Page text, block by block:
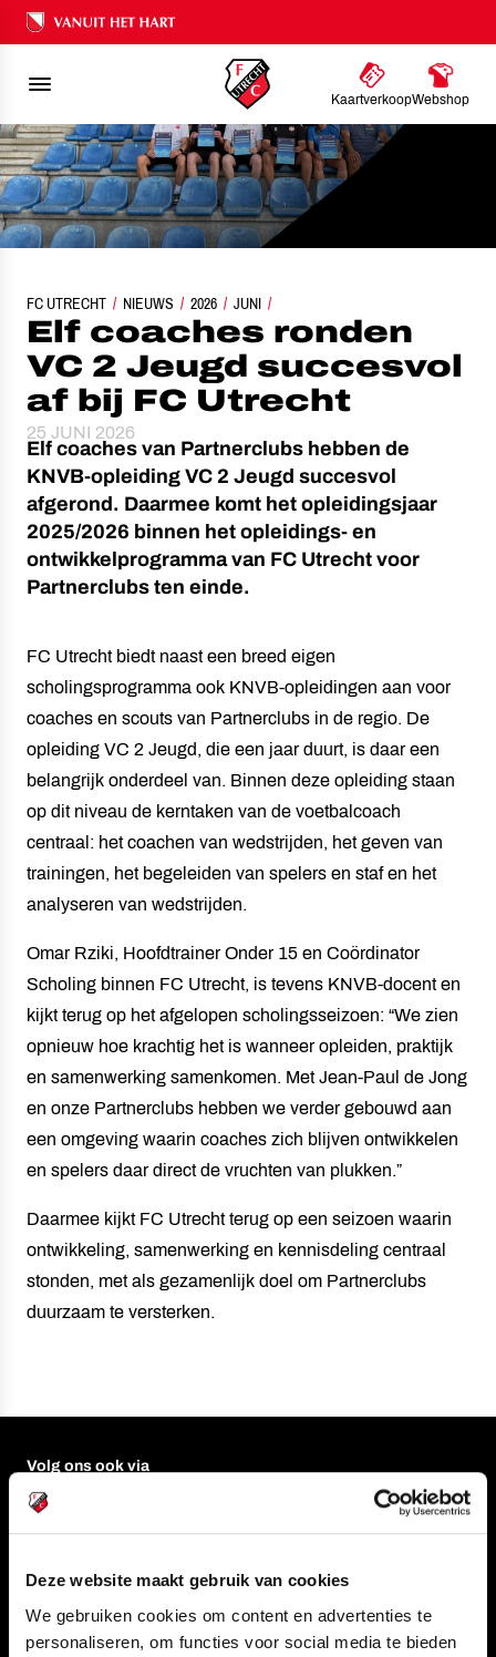
Deze website maakt gebruik van cookies
We gebruiken cookies om content en advertenties te
personaliseren, om functies voor social media te bieden
Ons nalatenschap
KaartverkoopWebshop
FC UTRECHT NIEUWS 2026 JUNI
ELF COACHES RONDEN VC 2 JEUGD SUCCESVOL AF BIJ FC UTRECHT
Elf coaches ronden
VC 2 Jeugd succesvol
af bij FC Utrecht
25 JUNI 2026
Elf coaches van Partnerclubs hebben de
KNVB-opleiding VC 2 Jeugd succesvol
afgerond. Daarmee komt het opleidingsjaar
2025/2026 binnen het opleidings- en
ontwikkelprogramma van FC Utrecht voor
Partnerclubs ten einde.
FC Utrecht biedt naast een breed eigen
scholingsprogramma ook KNVB-opleidingen aan voor
coaches en scouts van Partnerclubs in de regio. De
opleiding VC 2 Jeugd, die een jaar duurt, is daar een
belangrijk onderdeel van. Binnen deze opleiding staan
op dit niveau de kerntaken van de voetbalcoach
centraal: het coachen van wedstrijden, het geven van
trainingen, het begeleiden van spelers en staf en het
analyseren van wedstrijden.
Omar Rziki, Hoofdtrainer Onder 15 en Coördinator
Scholing binnen FC Utrecht, is tevens KNVB-docent en
kijkt terug op het afgelopen scholingsseizoen: “We zien
opnieuw hoe krachtig het is wanneer opleiden, praktijk
en samenwerking samenkomen. Met Jean-Paul de Jong
en onze Partnerclubs hebben we verder gebouwd aan
een omgeving waarin coaches zich blijven ontwikkelen
en spelers daar direct de vruchten van plukken.”
Daarmee kijkt FC Utrecht terug op een seizoen waarin
ontwikkeling, samenwerking en kennisdeling centraal
stonden, met als gezamenlijk doel om Partnerclubs
duurzaam te versterken.
Volg ons ook via
Navigeer naar
CLUB
FOUNDATION